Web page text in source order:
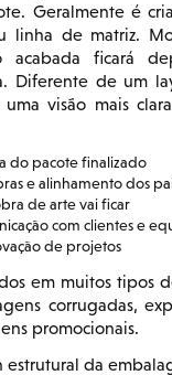
Geralmente é
linha de matriz.
acabada ficará
Diferente de um
uma visão mais
do pacote finalizado
e alinhamento dos
de arte vai ficar
com clientes e
de projetos
em muitos tipos
corrugadas,
promocionais.
estrutural da